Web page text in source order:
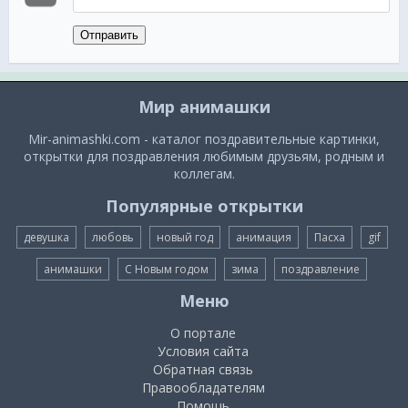
Отправить
Мир анимашки
Mir-animashki.com - каталог поздравительные картинки,
открытки для поздравления любимым друзьям, родным и
коллегам.
Популярные открытки
девушка любовь новый год анимация Пасха gif
анимашки С Новым годом зима поздравление
Меню
О портале
Условия сайта
Обратная связь
Правообладателям